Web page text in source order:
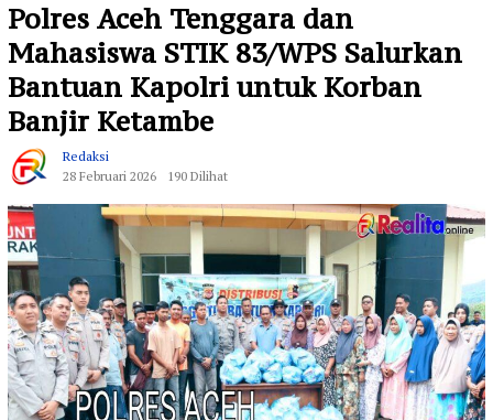
Polres Aceh Tenggara dan
Mahasiswa STIK 83/WPS Salurkan
Bantuan Kapolri untuk Korban
Banjir Ketambe
Redaksi
28 Februari 2026
190 Dilihat